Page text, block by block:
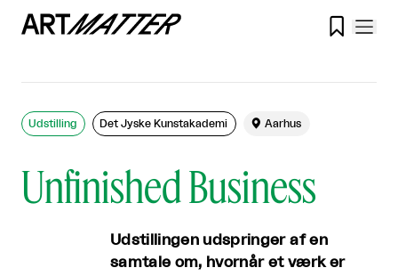

Unfinished Business
Udstilling Det Jyske Kunstakademi  Aarhus
Udstillingen udspringer af en
samtale om, hvornår et værk er